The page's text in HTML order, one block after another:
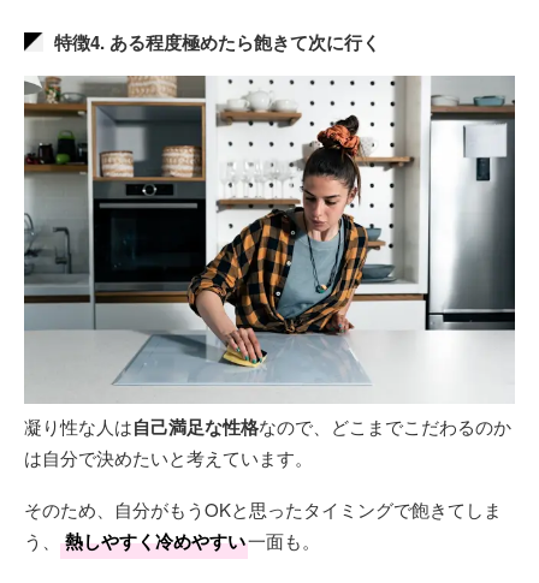
特徴4. ある程度極めたら飽きて次に行く
凝り性な人は自己満足な性格なので、どこまでこだわるのか
は自分で決めたいと考えています。
そのため、自分がもうOKと思ったタイミングで飽きてしま
う、
熱しやすく冷めやすい一面も。